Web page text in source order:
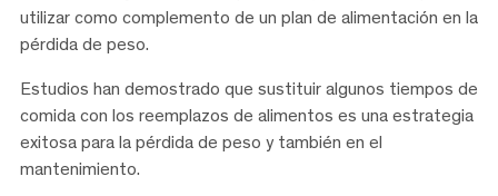
utilizar como complemento de un plan de alimentación en la
pérdida de peso.
Estudios han demostrado que sustituir algunos tiempos de
comida con los reemplazos de alimentos es una estrategia
exitosa para la pérdida de peso y también en el
mantenimiento.